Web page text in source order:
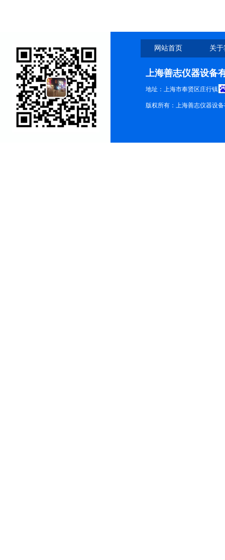
网站首页 关
上海善志仪器设备
地址：上海市奉贤区庄行镇
版权所有：上海善志仪器设